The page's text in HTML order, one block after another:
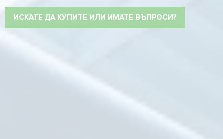
ИСКАТЕ ДА КУПИТЕ ИЛИ ИМАТЕ ВЪПРОСИ?